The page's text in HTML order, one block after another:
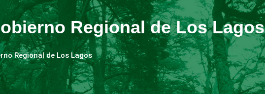
Regional de Los Lagos
Regional de Los Lagos